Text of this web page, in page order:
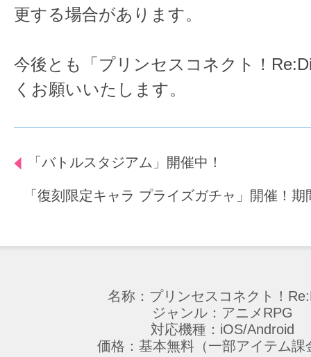
更する場合があります。
今後とも「プリンセスコネクト！
くお願いいたします。
「バトルスタジアム」開催中！
「復刻限定キャラ プライズガチャ」開催！
名称：プリンセスコネクト！
ジャンル：アニメRPG
対応機種：iOS/Android
価格：基本無料（一部アイテム課